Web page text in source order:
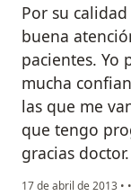
Por su
buena
pacientes. Yo
mucha
las que me
que tengo
gracias doctor.
17 de abril de 2013 • •